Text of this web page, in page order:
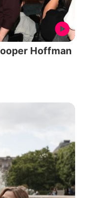
Hoffman